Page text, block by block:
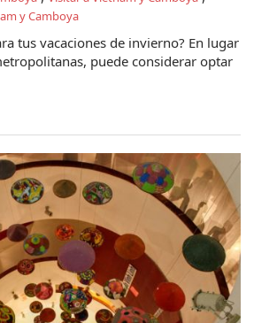
y Camboya
tus vacaciones de invierno? En lugar
puede considerar optar